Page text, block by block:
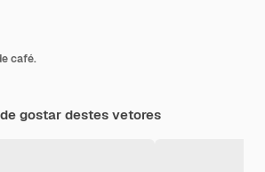
café.
gostar destes vetores